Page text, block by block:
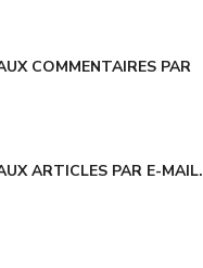
COMMENTAIRES PAR
ARTICLES PAR E-MAIL.